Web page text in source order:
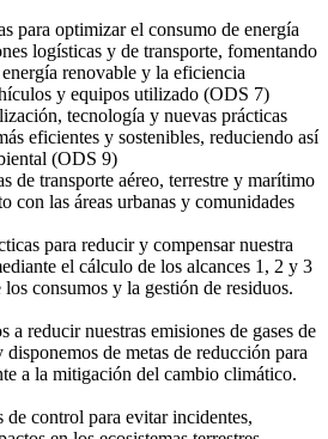
para optimizar el consumo de energía
logísticas y de transporte, fomentando
renovable y la eficiencia
y equipos utilizado (ODS 7)
tecnología y nuevas prácticas
eficientes y sostenibles, reduciendo así
(ODS 9)
de transporte aéreo, terrestre y marítimo
con las áreas urbanas y comunidades
para reducir y compensar nuestra
el cálculo de los alcances 1, 2 y 3
consumos y la gestión de residuos.
a reducir nuestras emisiones de gases de
de metas de reducción para
a la mitigación del cambio climático.
de control para evitar incidentes,